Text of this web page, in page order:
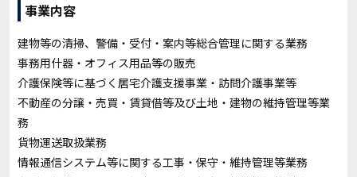
事業内容
建物等の清掃、警備・受付・案内等総合管理に関する業務
事務用什器・オフィス用品等の販売
介護保険等に基づく居宅介護支援事業・訪問介護事業等
不動産の分譲・売買・賃貸借等及び土地・建物の維持管理等業
務
貨物運送取扱業務
情報通信システム等に関する工事・保守・維持管理等業務